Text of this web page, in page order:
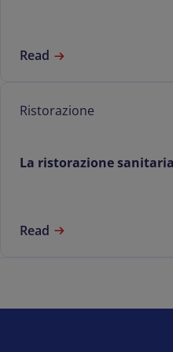
Read
Ristorazione
La ristorazione
Read